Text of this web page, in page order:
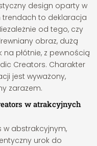
design oparty w
trendach to deklaracja
od tego, czy
obraz, dużą
płótnie, z pewnością
Creators. Charakter
jest wyważony,
zarazem.
w atrakcyjnych
w abstrakcyjnym,
urok do